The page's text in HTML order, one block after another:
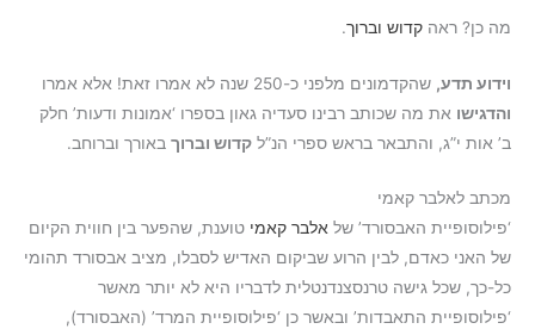
מה כן? ראה קדוש וברוך.
וידוע תדע, שהקדמונים מלפני כ-250 שנה לא אמרו זאת! אלא אמרו
והדגישו את מה שכותב רבינו סעדיה גאון בספרו ‘אמונות ודעות’ חלק
ב’ אות י”ג, והתבאר בראש ספרי הנ”ל קדוש וברוך באורך וברוחב.
מכתב לאלבר קאמי
‘פילוסופיית האבסורד’ של אלבר קאמי טוענת, שהפער בין חווית הקיום
של האני כאדם, לבין הרוע שביקום האדיש לסבלו, מציב אבסורד תהומי
כל-כך, שכל גישה טרנסצנדנטלית לדבריו היא לא יותר מאשר
‘פילוסופיית התאבדות’ ובאשר כן ‘פילוסופיית המרד’ (האבסורד),